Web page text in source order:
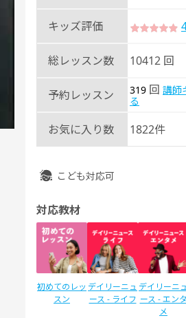
キッズ評価
総レッスン数 10412 回
予約レッスン 319 回 講師
る
お気に入り数 1822件
こども対応可
対応教材
初めてのレッ
スン
デイリーニュ
ース - ライフ
デイリーニ
ース - エンタ
メ